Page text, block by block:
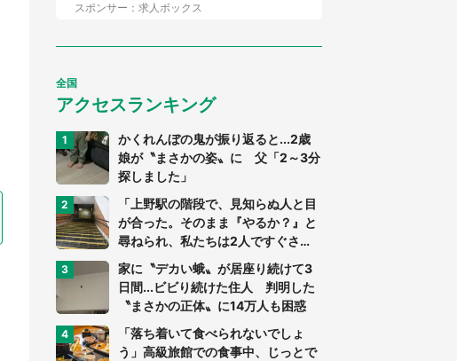
スポンサー：求人ボックス
全国
アクセスランキング
かくれんぼの鬼が振り返ると...2歳
娘が〝まさかの姿〟に 父「2～3分
探しました」
「上野駅の階段で、見知らぬ人と目
が合った。そのまま『やるか？』と
尋ねられ、私たちは2人ですぐさ
ま...」（茨城県・70代男性）
家に〝デカい蛾〟が居座り続けて3
日間...ビビり続けた住人 判明した
〝まさかの正体〟に14万人も困惑
「落ち着いて食べられないでしょ
う」高級旅館での食事中、じっとで